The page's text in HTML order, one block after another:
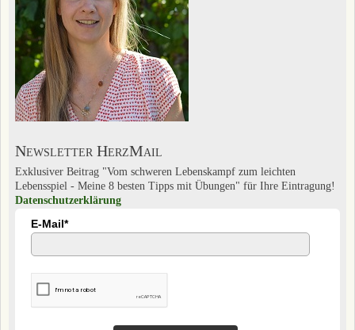
Newsletter HerzMail
Exklusiver Beitrag "Vom schweren Lebenskampf zum leichten
Lebensspiel - Meine 8 besten Tipps mit Übungen" für Ihre Eintragung!
Datenschutzerklärung
E-Mail*